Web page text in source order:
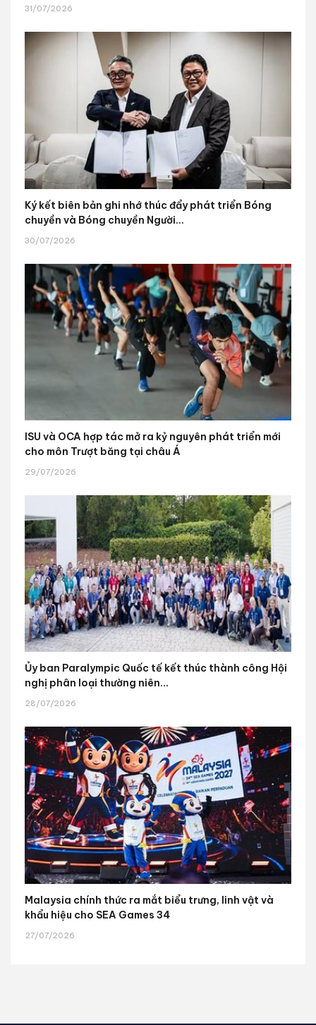
31/07/2026
Ký kết biên bản ghi nhớ thúc đẩy phát triển Bóng
chuyền và Bóng chuyền Người...
30/07/2026
ISU và OCA hợp tác mở ra kỷ nguyên phát triển mới
cho môn Trượt băng tại châu Á
29/07/2026
Ủy ban Paralympic Quốc tế kết thúc thành công Hội
nghị phân loại thường niên...
28/07/2026
Malaysia chính thức ra mắt biểu trưng, linh vật và
khẩu hiệu cho SEA Games 34
27/07/2026